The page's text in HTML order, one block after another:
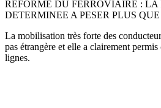
REFORME DU FERROVIAIRE :
DETERMINEE A PESER PLUS
La mobilisation très forte des
pas étrangère et elle a clairement
lignes.